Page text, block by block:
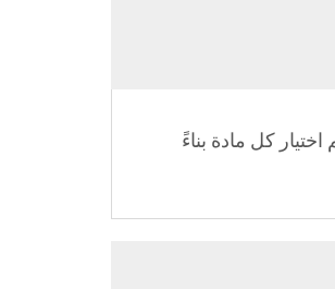
كل مادة بناءً